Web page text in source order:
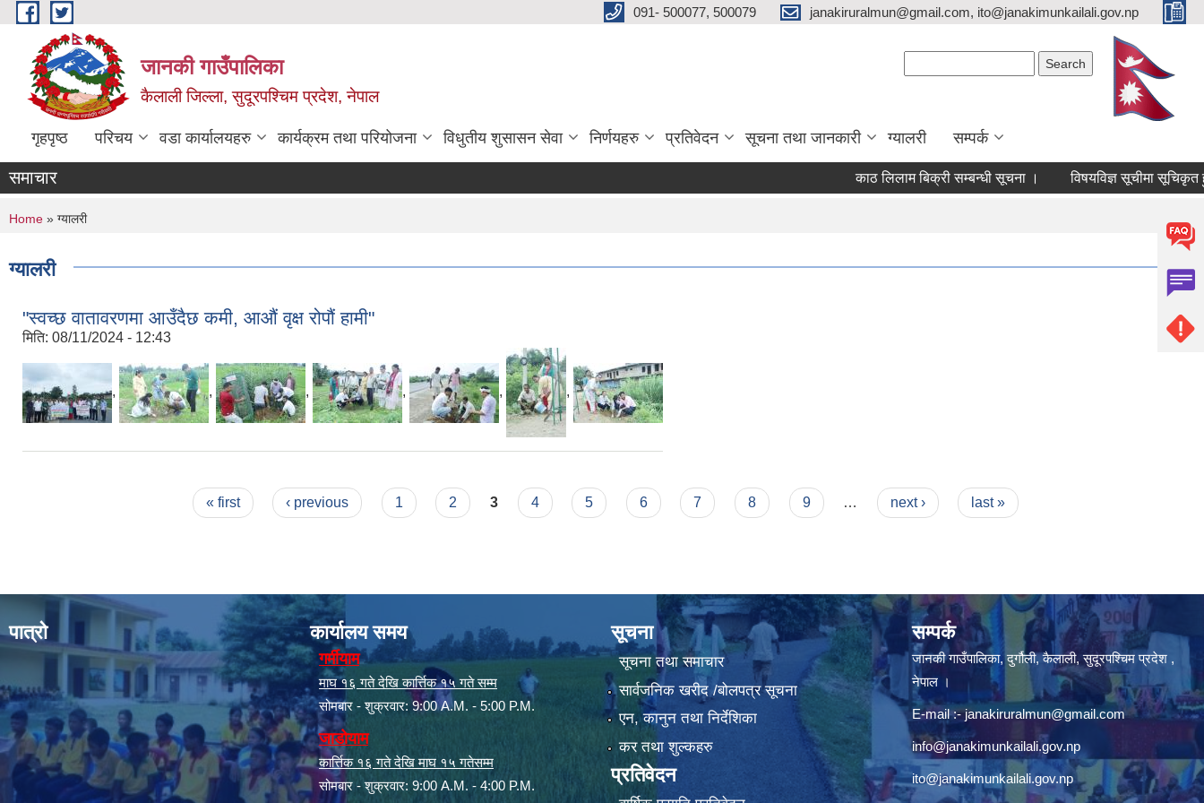
Skip to main content 091- 500077, 500079 janakiruralmun@gmail.com, ito@janakimunkailali.gov.np
जानकी गाउँपालिका
कैलाली जिल्ला, सुदूरपश्चिम प्रदेश, नेपाल
गृहपृष्ठ परिचय वडा कार्यालयहरु कार्यक्रम तथा परियोजना विधुतीय शुसासन सेवा निर्णयहरु प्रतिवेदन सूचना तथा जानकारी ग्यालरी सम्पर्क
समाचार काठ लिलाम बिक्री सम्बन्धी सूचना । विषयविज्ञ सूचीमा सूचिकृत हुन
You are here
Home » ग्यालरी
ग्यालरी
"स्वच्छ वातावरणमा आउँदैछ कमी, आऔं वृक्ष रोपौं हामी"
मिति: 08/11/2024 - 12:43
, , , , , ,
« first ‹ previous 1 2 3 4 5 6 7 8 9 … next › last »
पात्रो कार्यालय समय
गर्मीयाम
माघ १६ गते देखि कार्त्तिक १५ गते सम्म
सोमबार - शुक्रवार: 9:00 A.M. - 5:00 P.M.
जाडोयाम
कार्त्तिक १६ गते देखि माघ १५ गतेसम्म
सोमबार - शुक्रवार: 9:00 A.M. - 4:00 P.M.
सूचना
सूचना तथा समाचार
सार्वजनिक खरीद /बोलपत्र सूचना
एन, कानुन तथा निर्देशिका
कर तथा शुल्कहरु
प्रतिवेदन
सम्पर्क
जानकी गाउँपालिका, दुर्गौली, कैलाली, सुदूरपश्चिम प्रदेश ,
नेपाल ।
E-mail :-janakiruralmun@gmail.com
info@janakimunkailali.gov.np
ito@janakimunkailali.gov.np